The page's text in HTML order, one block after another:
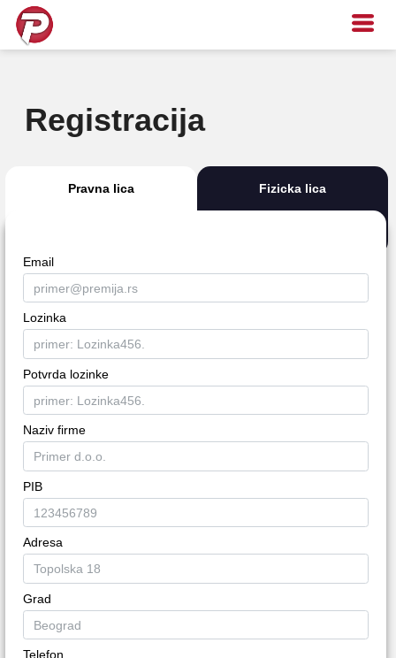
Registracija
Pravna lica Fizicka lica
Email
Lozinka
Potvrda lozinke
Naziv firme
PIB
Adresa
Grad
Telefon